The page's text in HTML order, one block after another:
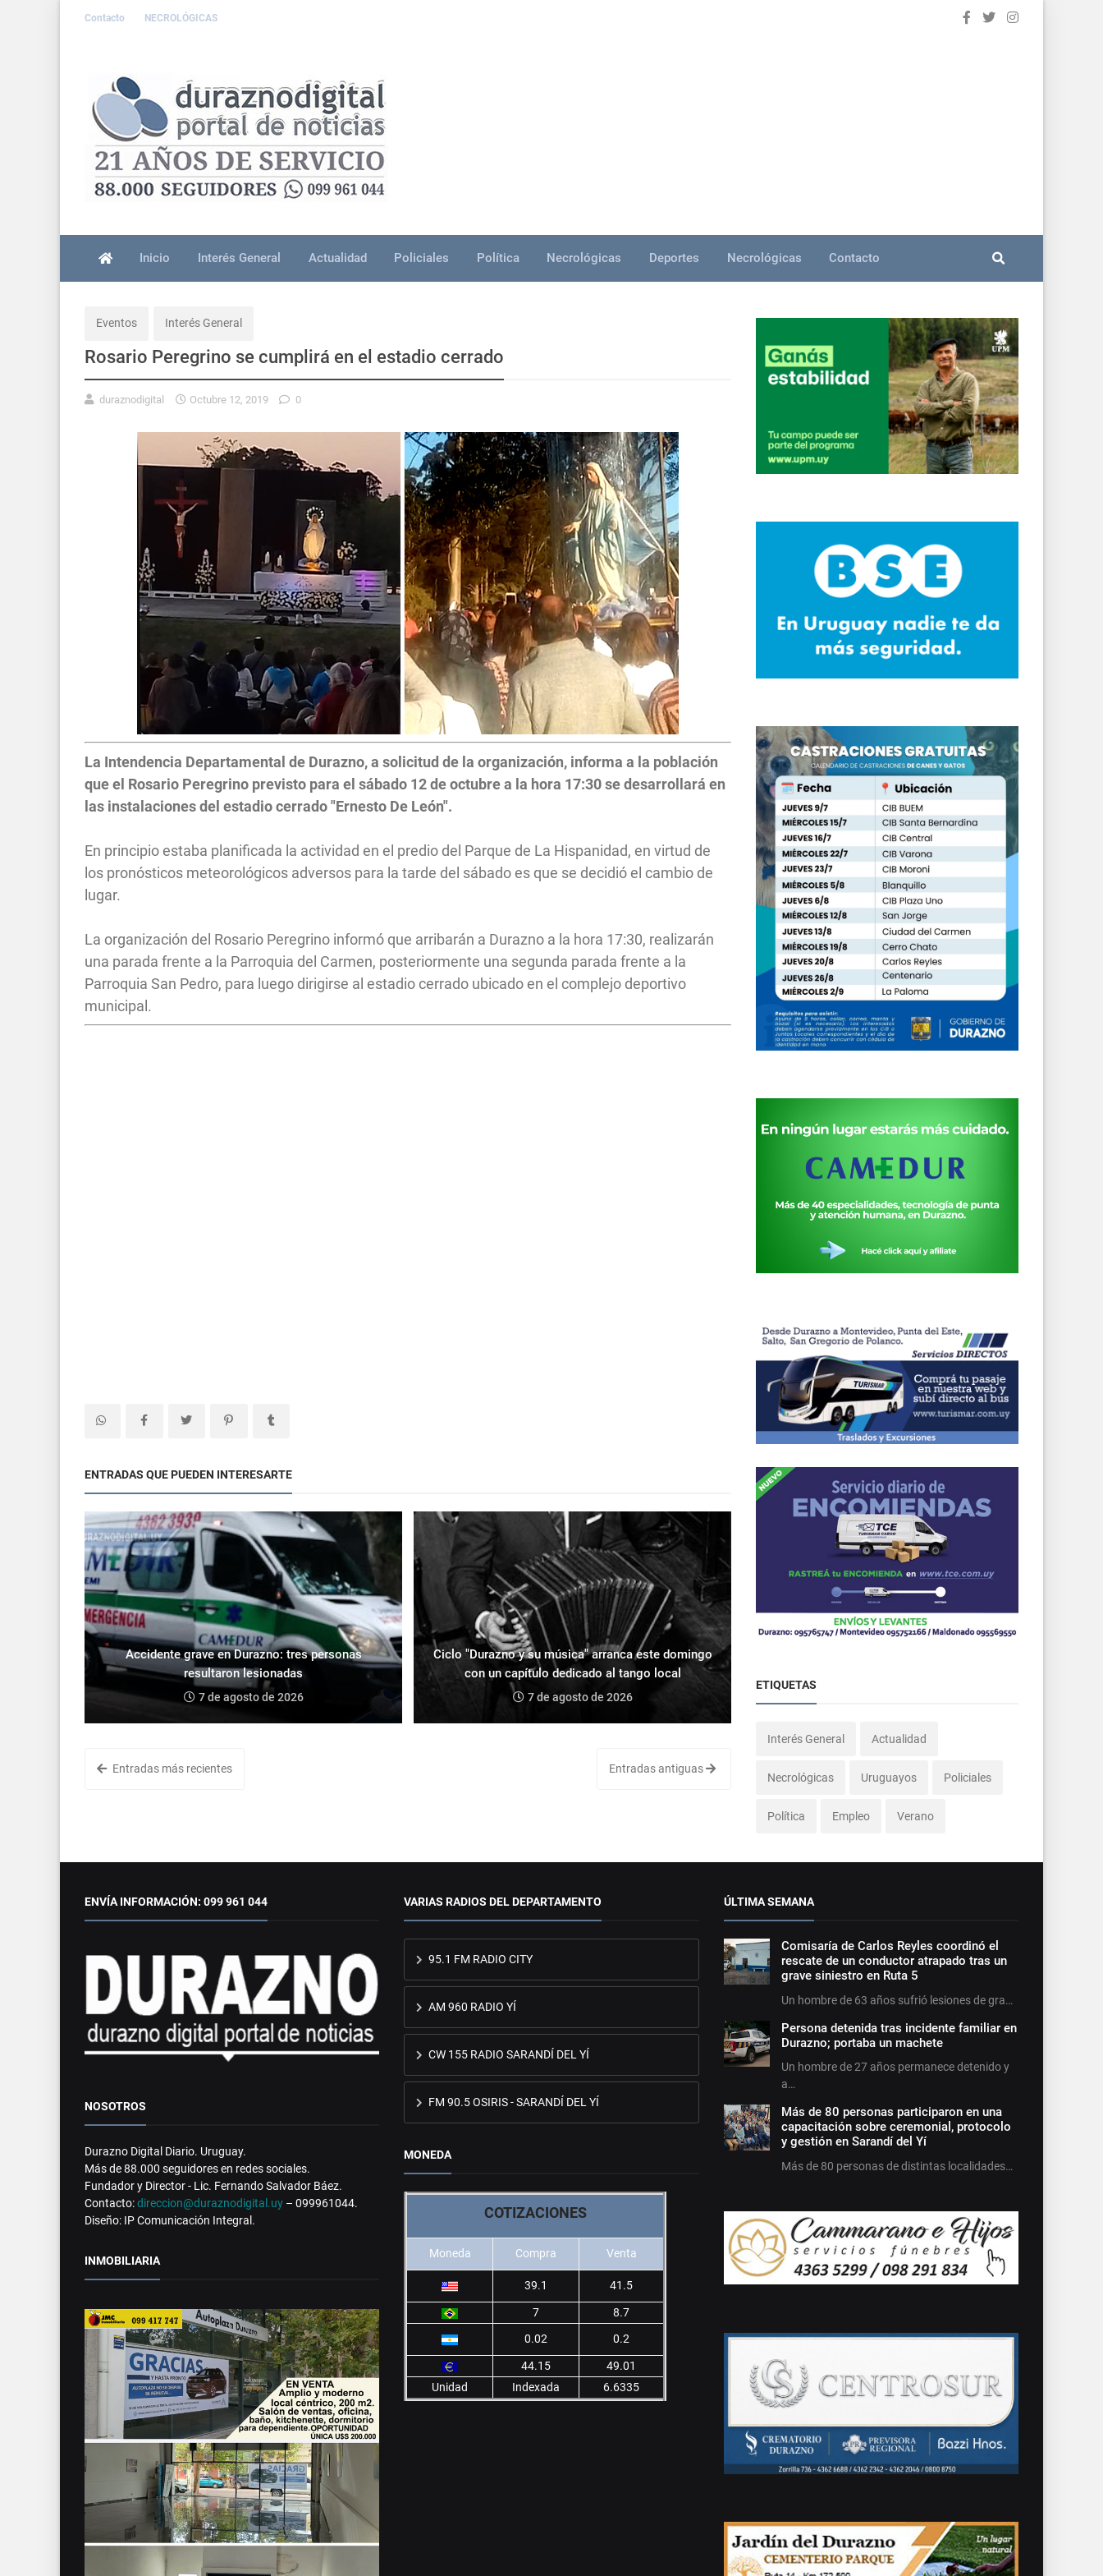
Contacto NECROLÓGICAS
Inicio Interés General Actualidad Policiales Política Necrológicas Deportes Necrológicas Contacto
Eventos Interés General
Rosario Peregrino se cumplirá en el estadio cerrado
duraznodigital Octubre 12, 2019 0
La Intendencia Departamental de Durazno, a solicitud de la organización, informa a la población
que el Rosario Peregrino previsto para el sábado 12 de octubre a la hora 17:30 se desarrollará en
las instalaciones del estadio cerrado "Ernesto De León".
En principio estaba planificada la actividad en el predio del Parque de La Hispanidad, en virtud de
los pronósticos meteorológicos adversos para la tarde del sábado es que se decidió el cambio de
lugar.
La organización del Rosario Peregrino informó que arribarán a Durazno a la hora 17:30, realizarán
una parada frente a la Parroquia del Carmen, posteriormente una segunda parada frente a la
Parroquia San Pedro, para luego dirigirse al estadio cerrado ubicado en el complejo deportivo
municipal.
ENTRADAS QUE PUEDEN INTERESARTE
Accidente grave en Durazno: tres personas
resultaron lesionadas
7 de agosto de 2026
Ciclo "Durazno y su música" arranca este domingo
con un capítulo dedicado al tango local
7 de agosto de 2026
Entradas más recientes Entradas antiguas
ETIQUETAS
Interés General Actualidad
Necrológicas Uruguayos Policiales
Política Empleo Verano
ENVÍA INFORMACIÓN: 099 961 044
NOSOTROS
Durazno Digital Diario. Uruguay.
Más de 88.000 seguidores en redes sociales.
Fundador y Director - Lic. Fernando Salvador Báez.
Contacto:direccion@duraznodigital.uy – 099961044.
Diseño: IP Comunicación Integral.
INMOBILIARIA
VARIAS RADIOS DEL DEPARTAMENTO
95.1 FM RADIO CITY
AM 960 RADIO YÍ
CW 155 RADIO SARANDÍ DEL YÍ
FM 90.5 OSIRIS - SARANDÍ DEL YÍ
MONEDA
COTIZACIONES
Moneda Compra Venta
39.1 41.5
7
8.7
0.02
0.2
44.15
49.01
Unidad
Indexada 6.6335
ÚLTIMA SEMANA
Comisaría de Carlos Reyles coordinó el
rescate de un conductor atrapado tras un
grave siniestro en Ruta 5
Un hombre de 63 años sufrió lesiones de gra…
Persona detenida tras incidente familiar en
Durazno; portaba un machete
Un hombre de 27 años permanece detenido y
a…
Más de 80 personas participaron en una
capacitación sobre ceremonial, protocolo
y gestión en Sarandí del Yí
Más de 80 personas de distintas localidades…